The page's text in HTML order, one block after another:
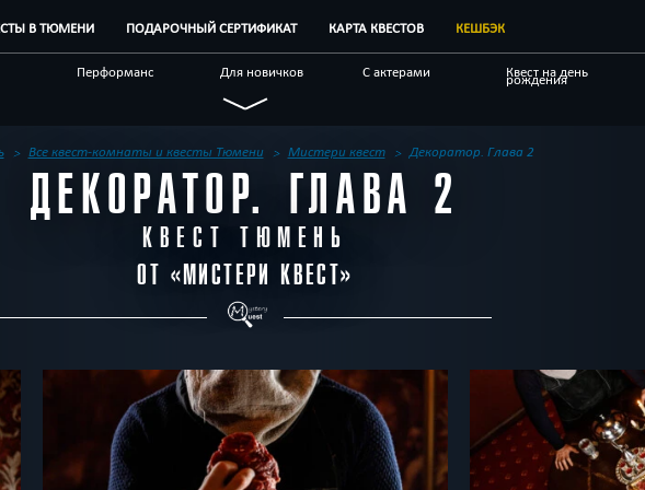
В ТЮМЕНИ ПОДАРОЧНЫЙ СЕРТИФИКАТ КАРТА КВЕСТОВ КЕШБЭК
Перформанс Для новичков С актерами Квест на день
рождения
Технологичные
Детективные Необычные Про путешествие
Бренды квестов Другой город
Все квест-комнаты и квесты Тюмени Мистери квест Декоратор. Глава 2
ДЕКОРАТОР. ГЛАВА 2
КВЕСТ ТЮМЕНЬ
ОТ «МИСТЕРИ КВЕСТ»